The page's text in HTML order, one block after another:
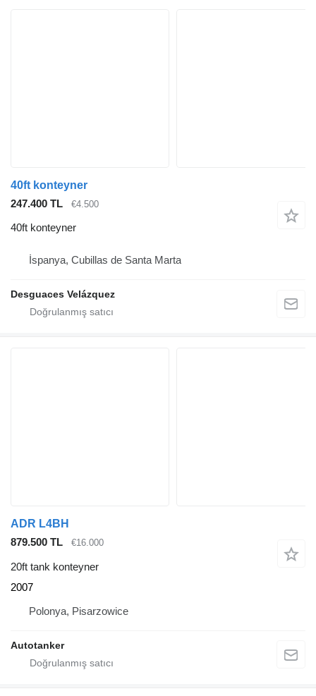
40ft konteyner
247.400 TL
€4.500
40ft konteyner
İspanya, Cubillas de Santa Marta
Desguaces Velázquez
ADR L4BH
879.500 TL
€16.000
20ft tank konteyner
2007
Polonya, Pisarzowice
Autotanker